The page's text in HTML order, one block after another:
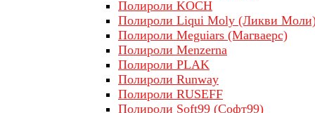
Полироли KOCH
Полироли Liqui Moly (Ликви
Полироли Meguiars (Магваерс)
Полироли Menzerna
Полироли PLAK
Полироли Runway
Полироли RUSEFF
Полироли Soft99 (Софт99)